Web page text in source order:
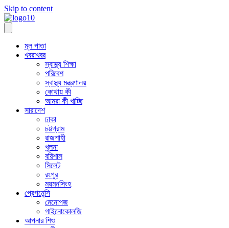
Skip to content
মূল পাতা
খবরাখবর
স্বাস্থ্য শিক্ষা
পরিবেশ
স্বাস্থ্য মন্ত্রণালয়
কোথায় কী
আমরা কী খাচ্ছি
সারাদেশ
ঢাকা
চট্টগ্রাম
রাজশাহী
খুলনা
বরিশাল
সিলেট
রংপুর
ময়মনসিংহ
প্রেগনেন্সি
মেনোপজ
গাইনোকোলজি
আপনার শিশু